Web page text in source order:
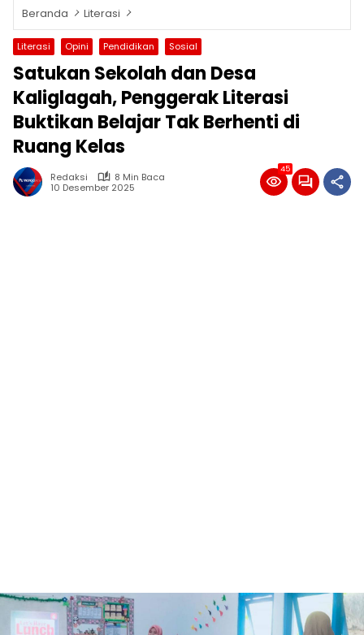
Beranda Literasi
Literasi Opini Pendidikan Sosial
Satukan Sekolah dan Desa
Kaliglagah, Penggerak Literasi
Buktikan Belajar Tak Berhenti di
Ruang Kelas
Redaksi
8 Min Baca
10 Desember 2025
45